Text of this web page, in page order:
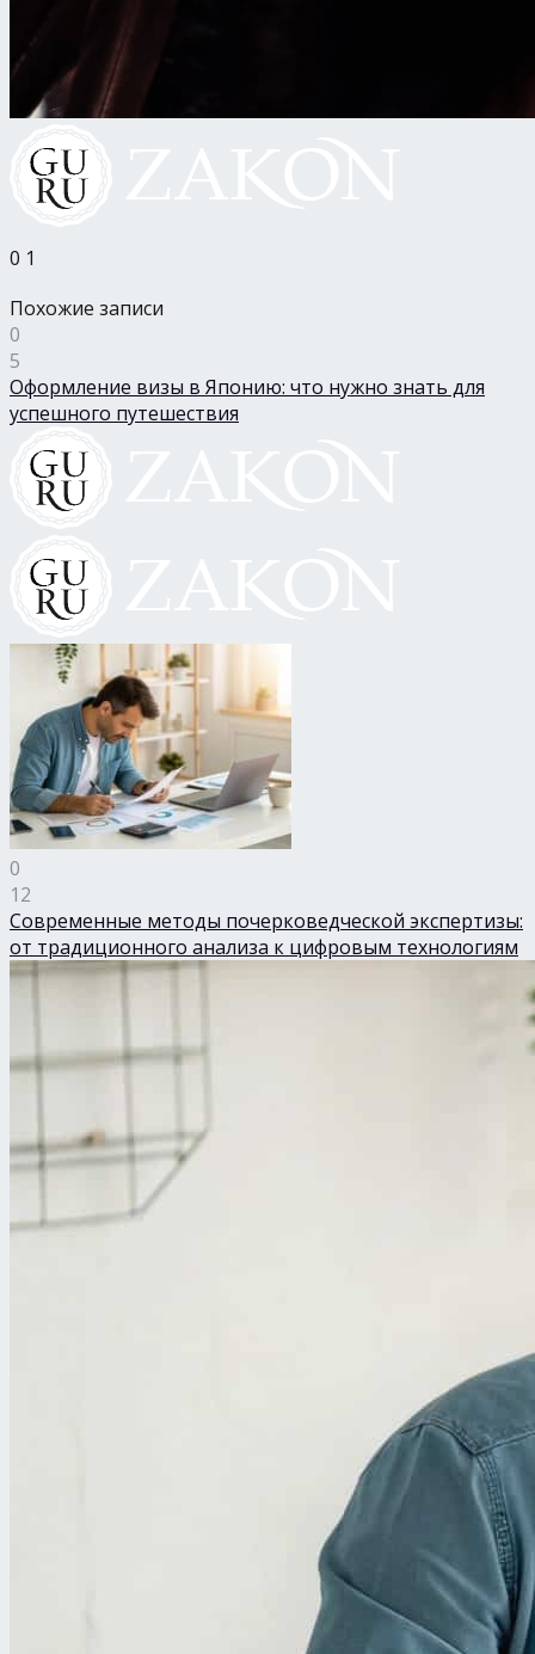
0 1
Похожие записи
0
5
Оформление визы в Японию: что нужно знать для
успешного путешествия
0
12
Современные методы почерковедческой экспертизы:
от традиционного анализа к цифровым технологиям